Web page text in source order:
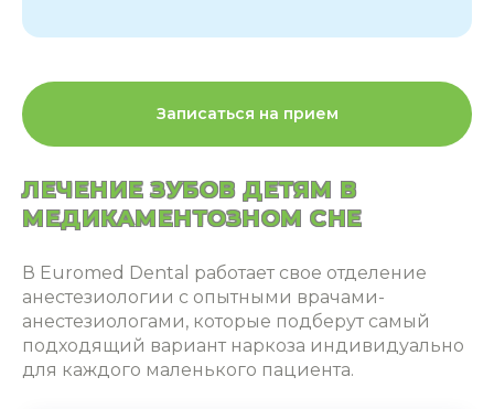
Записаться на прием
ЛЕЧЕНИЕ ЗУБОВ ДЕТЯМ В
МЕДИКАМЕНТОЗНОМ СНЕ
В Euromed Dental работает свое отделение
анестезиологии с опытными врачами-
анестезиологами, которые подберут самый
подходящий вариант наркоза индивидуально
для каждого маленького пациента.